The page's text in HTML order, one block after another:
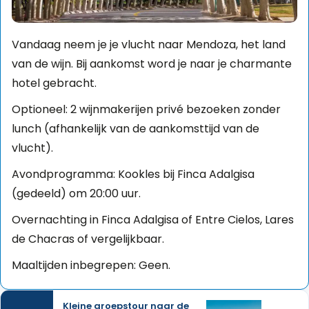
Vandaag neem je je vlucht naar Mendoza, het land
van de wijn. Bij aankomst word je naar je charmante
hotel gebracht.
Optioneel: 2 wijnmakerijen privé bezoeken zonder
lunch (afhankelijk van de aankomsttijd van de
vlucht).
Avondprogramma: Kookles bij Finca Adalgisa
(gedeeld) om 20:00 uur.
Overnachting in Finca Adalgisa of Entre Cielos, Lares
de Chacras of vergelijkbaar.
Maaltijden inbegrepen: Geen.
Kleine groepstour naar de